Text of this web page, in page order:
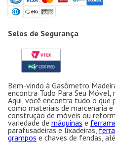
Selos de Segurança
Bem-vindo à Gasômetro
encontra Tudo Para Seu Móvel,
Aqui, você encontra tudo o que
como materiais de marcenaria
construção de móveis ou
variedade de máquinas e
parafusadeiras e lixadeiras,
grampos e chaves de fendas,